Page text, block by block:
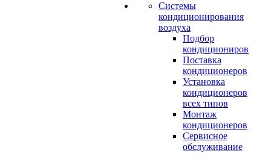
Системы
кондиционирования
воздуха
Подбор
кондициониров
Поставка
кондиционеров
Установка
кондиционеров
всех типов
Монтаж
кондиционеров
Сервисное
обслуживание